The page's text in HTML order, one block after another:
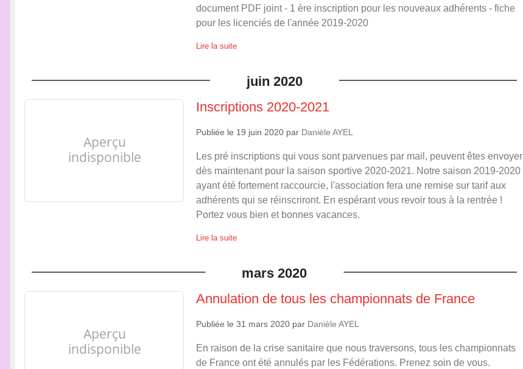
document PDF joint - 1 ère inscription pour les nouveaux adhérents - fiche
pour les licenciés de l'année 2019-2020
Lire la suite
juin 2020
Inscriptions 2020-2021
Publiée le 19 juin 2020par Danièle AYEL
Les pré inscriptions qui vous sont parvenues par mail, peuvent êtes envoyer
dès maintenant pour la saison sportive 2020-2021. Notre saison 2019-2020
ayant été fortement raccourcie, l'association fera une remise sur tarif aux
adhérents qui se réinscriront. En espérant vous revoir tous à la rentrée !
Portez vous bien et bonnes vacances.
Lire la suite
mars 2020
Annulation de tous les championnats de France
Publiée le 31 mars 2020par Danièle AYEL
En raison de la crise sanitaire que nous traversons, tous les championnats
de France ont été annulés par les Fédérations. Prenez soin de vous.